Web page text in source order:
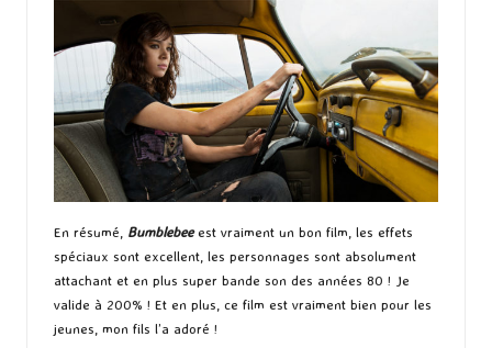
En résumé, Bumblebeeest vraiment un bon film, les effets
spéciaux sont excellent, les personnages sont absolument
attachant et en plus super bande son des années 80 ! Je
valide à 200% ! Et en plus, ce film est vraiment bien pour les
jeunes, mon fils l’a adoré !